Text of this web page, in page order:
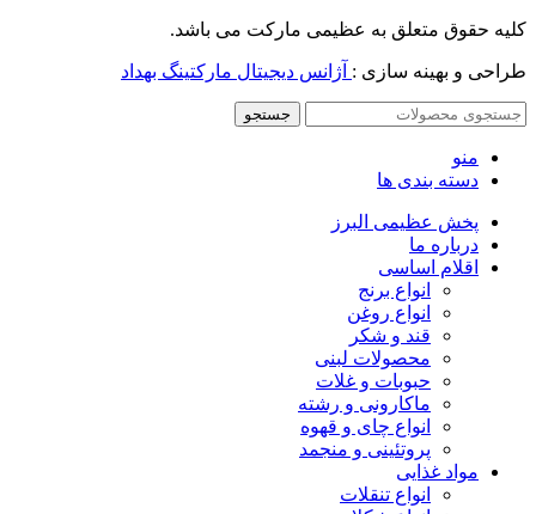
کلیه حقوق متعلق به عظیمی مارکت می باشد.
طراحی و بهینه سازی : آژانس دیجیتال مارکتینگ بهداد
جستجو
منو
دسته بندی ها
پخش عظیمی البرز
درباره ما
اقلام اساسی
انواع برنج
انواع روغن
قند و شکر
محصولات لبنی
حبوبات و غلات
ماکارونی و رشته
انواع چای و قهوه
پروتئینی و منجمد
مواد غذایی
انواع تنقلات